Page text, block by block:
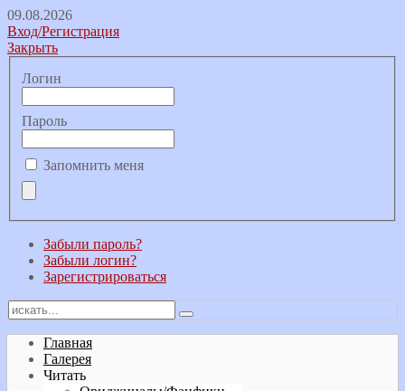
09.08.2026
Вход/Регистрация
Закрыть
Логин
Пароль
Запомнить меня
Забыли пароль?
Забыли логин?
Зарегистрироваться
Главная
Галерея
Читать